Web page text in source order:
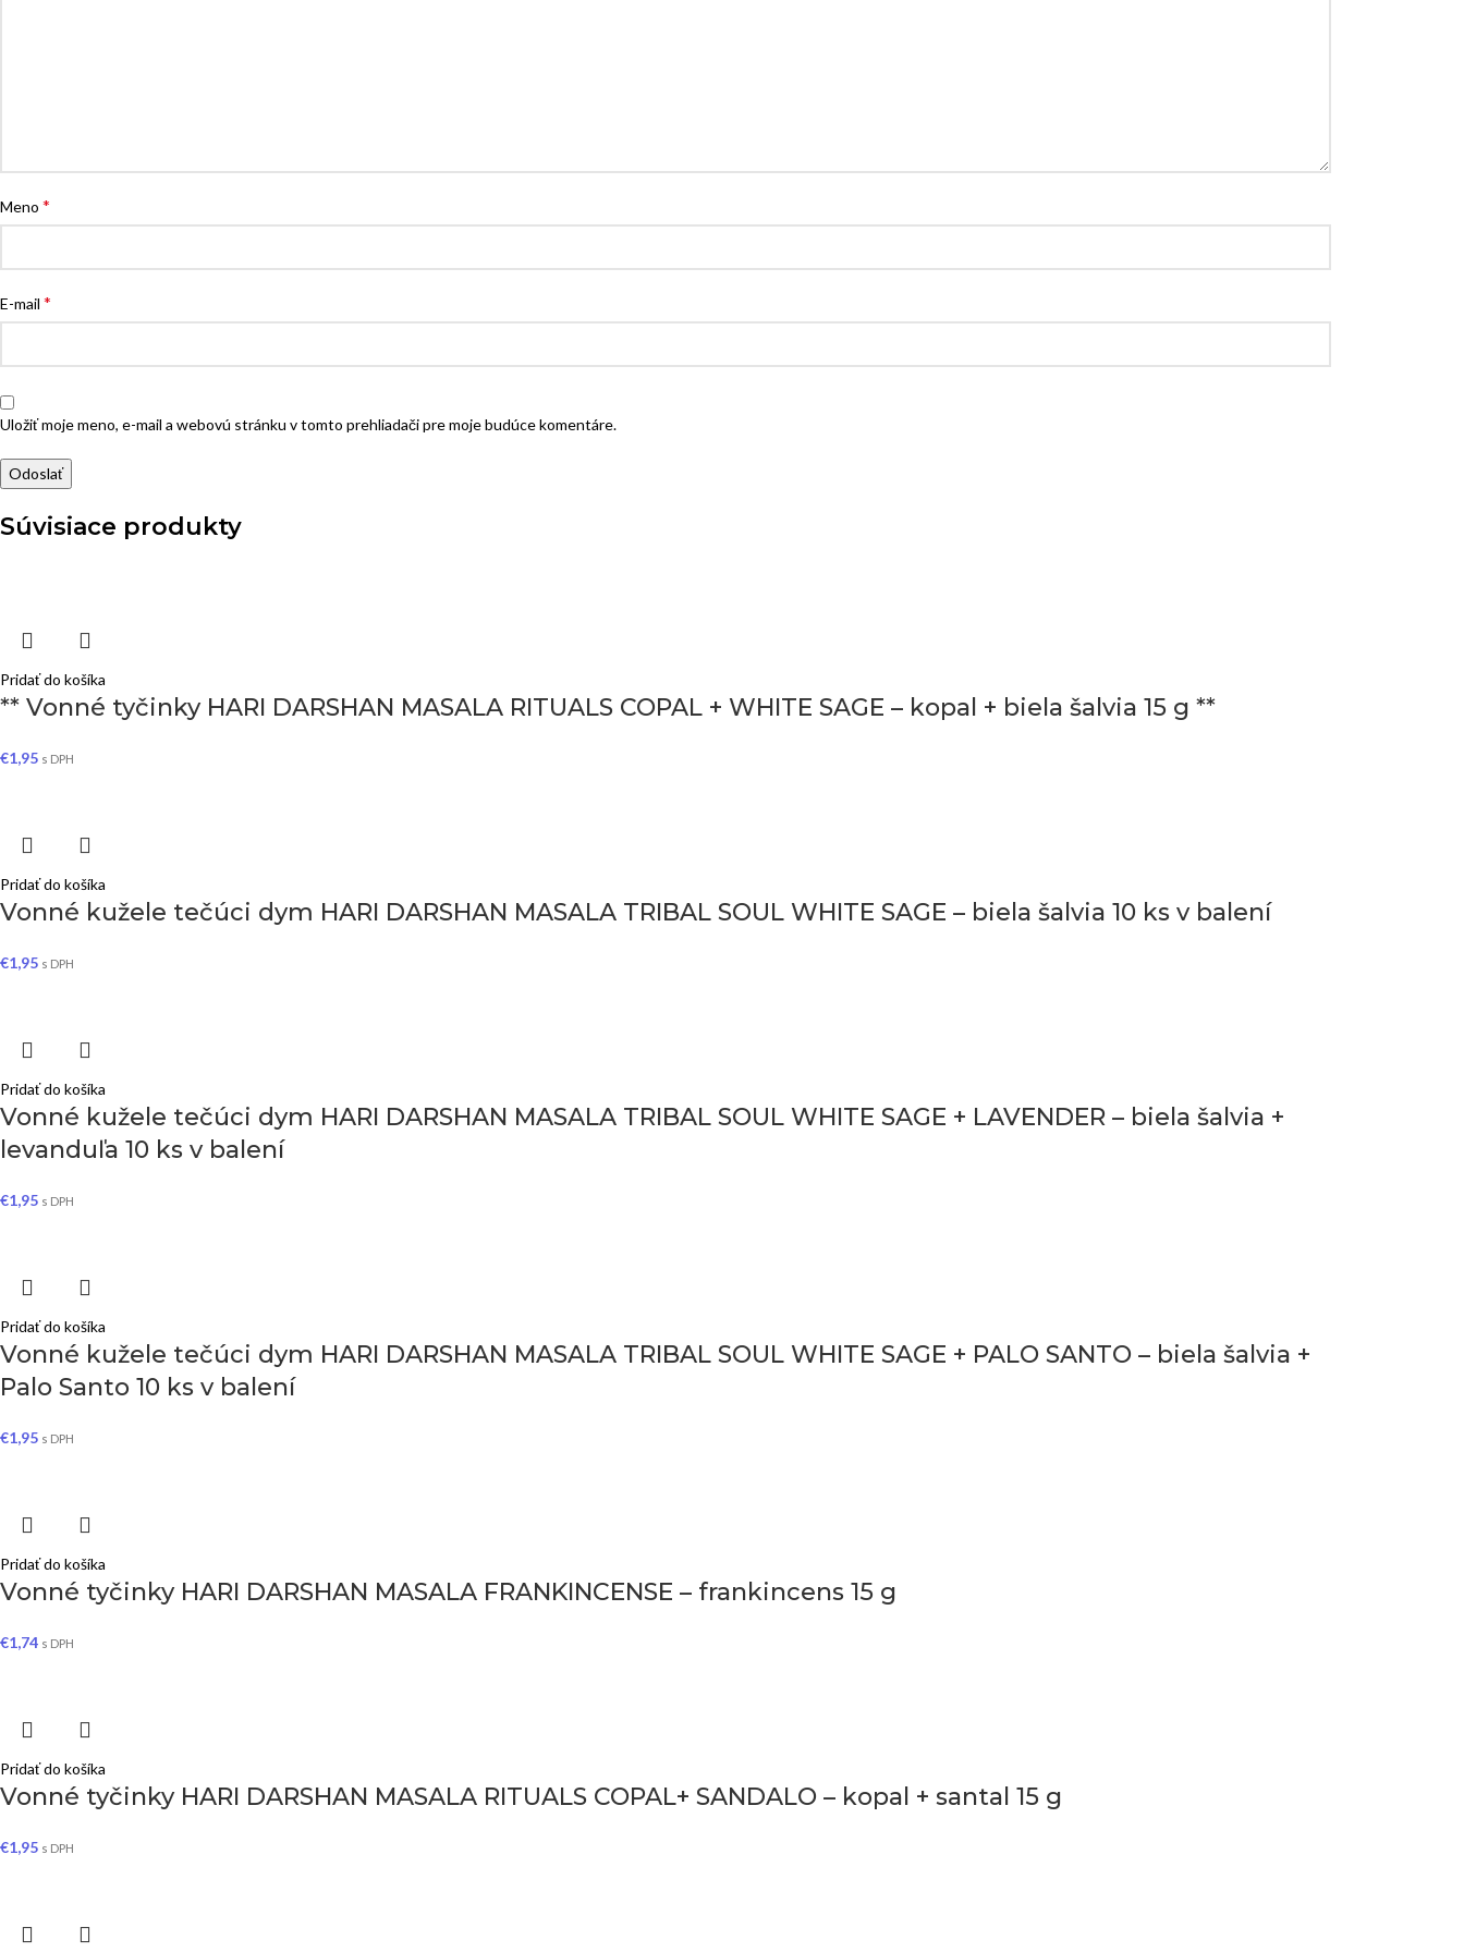
Meno *
E-mail *
Uložiť moje meno, e-mail a webovú stránku v tomto prehliadači pre moje budúce komentáre.
Súvisiace produkty
Pridať do košíka
** Vonné tyčinky HARI DARSHAN MASALA RITUALS COPAL + WHITE SAGE – kopal + biela šalvia 15 g **
€1,95 s DPH
Pridať do košíka
Vonné kužele tečúci dym HARI DARSHAN MASALA TRIBAL SOUL WHITE SAGE – biela šalvia 10 ks v balení
€1,95 s DPH
Pridať do košíka
Vonné kužele tečúci dym HARI DARSHAN MASALA TRIBAL SOUL WHITE SAGE + LAVENDER – biela šalvia +
levanduľa 10 ks v balení
€1,95 s DPH
Pridať do košíka
Vonné kužele tečúci dym HARI DARSHAN MASALA TRIBAL SOUL WHITE SAGE + PALO SANTO – biela šalvia +
Palo Santo 10 ks v balení
€1,95 s DPH
Pridať do košíka
Vonné tyčinky HARI DARSHAN MASALA FRANKINCENSE – frankincens 15 g
€1,74 s DPH
Pridať do košíka
Vonné tyčinky HARI DARSHAN MASALA RITUALS COPAL+ SANDALO – kopal + santal 15 g
€1,95 s DPH